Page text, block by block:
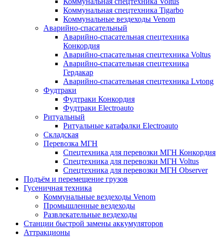
Коммунальная спецтехника Tigarbo
Коммунальные вездеходы Venom
Аварийно-спасательный
Аварийно-спасательная спецтехника
Конкордия
Аварийно-спасательная спецтехника Voltus
Аварийно-спасательная спецтехника
Гердакар
Аварийно-спасательная спецтехника Lvtong
Фудтраки
Фудтраки Конкордия
Фудтраки Electroauto
Ритуальный
Ритуальные катафалки Electroauto
Складская
Перевозка МГН
Спецтехника для перевозки МГН Конкордия
Спецтехника для перевозки МГН Voltus
Спецтехника для перевозки МГН Observer
Подъём и перемещение грузов
Гусеничная техника
Коммунальные вездеходы Venom
Промышленные вездеходы
Развлекательные вездеходы
Станции быстрой замены аккумуляторов
Аттракционы